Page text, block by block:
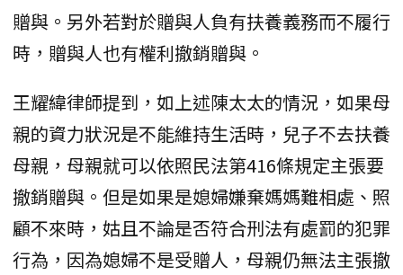
贈與。另外若對於贈與人負有扶養義務而不履行
時，贈與人也有權利撤銷贈與。
王耀緯律師提到，如上述陳太太的情況，如果母
親的資力狀況是不能維持生活時，兒子不去扶養
母親，母親就可以依照民法第416條規定主張要
撤銷贈與。但是如果是媳婦嫌棄媽媽難相處、照
顧不來時，姑且不論是否符合刑法有處罰的犯罪
行為，因為媳婦不是受贈人，母親仍無法主張撤